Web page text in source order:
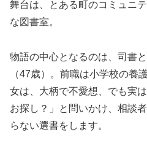
舞台は、とある町のコミュニ
な図書室。
物語の中心となるのは、司書と
（47歳）。前職は小学校の養
女は、大柄で不愛想、でも実
お探し？」と問いかけ、相談
らない選書をします。